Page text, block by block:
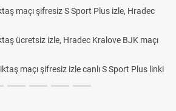
maçı şifresiz S Sport Plus izle, Hradec
ücretsiz izle, Hradec Kralove BJK maçı
maçı şifresiz izle canlı S Sport Plus linki